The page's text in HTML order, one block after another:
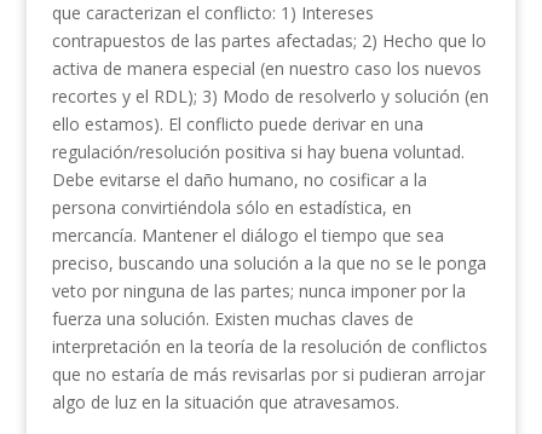
que caracterizan el conflicto: 1) Intereses
contrapuestos de las partes afectadas; 2) Hecho que lo
activa de manera especial (en nuestro caso los nuevos
recortes y el RDL); 3) Modo de resolverlo y solución (en
ello estamos). El conflicto puede derivar en una
regulación/resolución positiva si hay buena voluntad.
Debe evitarse el daño humano, no cosificar a la
persona convirtiéndola sólo en estadística, en
mercancía. Mantener el diálogo el tiempo que sea
preciso, buscando una solución a la que no se le ponga
veto por ninguna de las partes; nunca imponer por la
fuerza una solución. Existen muchas claves de
interpretación en la teoría de la resolución de conflictos
que no estaría de más revisarlas por si pudieran arrojar
algo de luz en la situación que atravesamos.